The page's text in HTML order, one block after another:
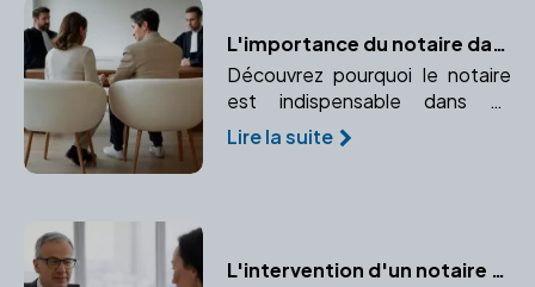
L'importance du notaire dans un divorce par consentement mutuel
Découvrez pourquoi le notaire
est indispensable dans un
divorce par consentement
mutuel et comment il garantit la
Lire la suite
L'intervention d'un notaire dans votre projet immobilier : avantages et garanties